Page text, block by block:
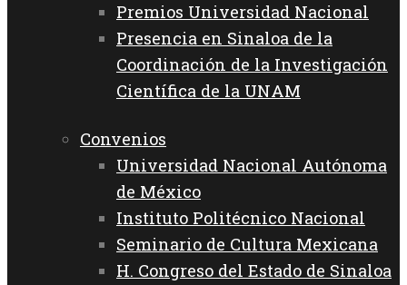
Premios Universidad Nacional
Presencia en Sinaloa de la
Coordinación de la Investigación
Científica de la UNAM
Convenios
Universidad Nacional Autónoma
de México
Instituto Politécnico Nacional
Seminario de Cultura Mexicana
H. Congreso del Estado de Sinaloa